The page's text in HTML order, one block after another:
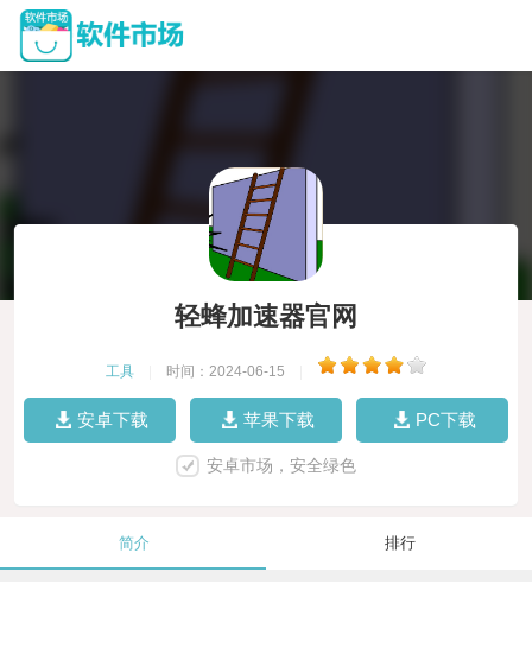
轻蜂加速器官网
工具 时间：2024-06-15
安卓下载 苹果下载 PC下载
安卓市场，安全绿色
简介 排行